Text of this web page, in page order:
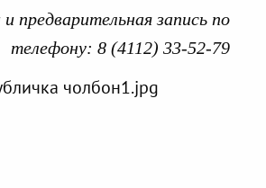
предварительная запись по
телефону: 8 (4112) 33-52-79